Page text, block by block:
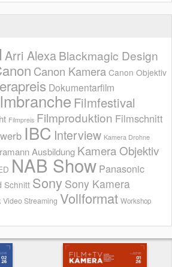
Arri AlexaBlackmagic Design
Canon Kamera Canon Objektiv
Dokumentarfilm
Filmfestival
Filmpreis Filmproduktion Filmschnitt
IBC Interview Kamera Drohne
Ausbildung Kamera Objektiv
NAB Show Panasonic
Schnitt Sony Sony Kamera
Video Streaming Vollformat Workshop